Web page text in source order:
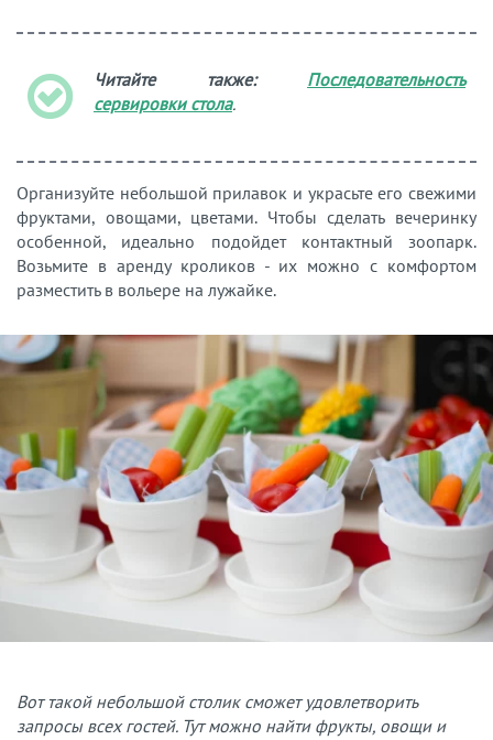
Читайте также:
Последовательность
сервировки стола.
Организуйте небольшой прилавок и украсьте его свежими
фруктами, овощами, цветами. Чтобы сделать вечеринку
особенной, идеально подойдет контактный зоопарк.
Возьмите в аренду кроликов - их можно с комфортом
разместить в вольере на лужайке.
Вот такой небольшой столик сможет удовлетворить
запросы всех гостей. Тут можно найти фрукты, овощи и